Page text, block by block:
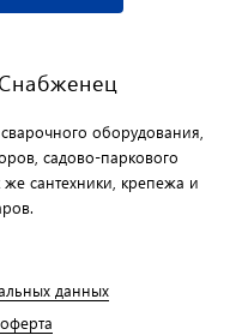
оборудования,
садово-паркового
сантехники, крепежа и
данных